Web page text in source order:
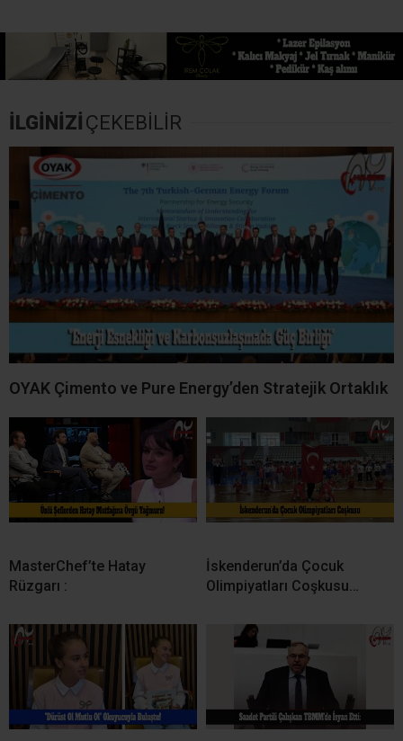
İLGİNİZİ ÇEKEBİLİR
OYAK Çimento ve Pure Energy’den Stratejik Ortaklık
MasterChef’te Hatay
Rüzgarı :
İskenderun’da Çocuk
Olimpiyatları Coşkusu…